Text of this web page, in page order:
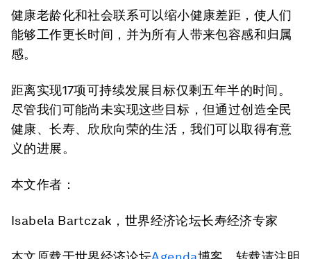
健康老龄化和社会联系可以缩小健康差距，使人们
能够工作更长时间，并为所有人带来包容感和归属
感。
距离实现17项可持续发展目标仅剩五年半的时间。
尽管我们可能尚未实现这些目标，但通过创造全民
健康、长寿、欣欣向荣的生活，我们可以取得有意
义的进展。
本文作者：
Isabela Bartczak，世界经济论坛长寿经济专家